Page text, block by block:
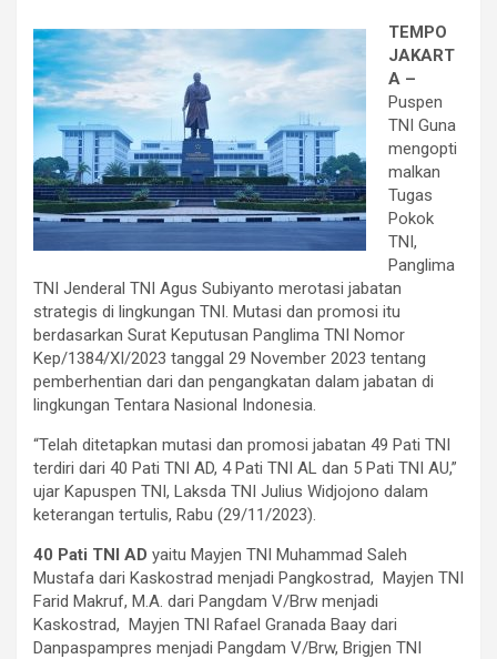
TEMPO
JAKART
A –
Puspen
TNI Guna
mengopti
malkan
Tugas
Pokok
TNI,
Panglima
TNI Jenderal TNI Agus Subiyanto merotasi jabatan
strategis di lingkungan TNI. Mutasi dan promosi itu
berdasarkan Surat Keputusan Panglima TNI Nomor
Kep/1384/XI/2023 tanggal 29 November 2023 tentang
pemberhentian dari dan pengangkatan dalam jabatan di
lingkungan Tentara Nasional Indonesia.
“Telah ditetapkan mutasi dan promosi jabatan 49 Pati TNI
terdiri dari 40 Pati TNI AD, 4 Pati TNI AL dan 5 Pati TNI AU,”
ujar Kapuspen TNI, Laksda TNI Julius Widjojono dalam
keterangan tertulis, Rabu (29/11/2023).
40 Pati TNI AD yaitu Mayjen TNI Muhammad Saleh
Mustafa dari Kaskostrad menjadi Pangkostrad, Mayjen TNI
Farid Makruf, M.A. dari Pangdam V/Brw menjadi
Kaskostrad, Mayjen TNI Rafael Granada Baay dari
Danpaspampres menjadi Pangdam V/Brw, Brigjen TNI